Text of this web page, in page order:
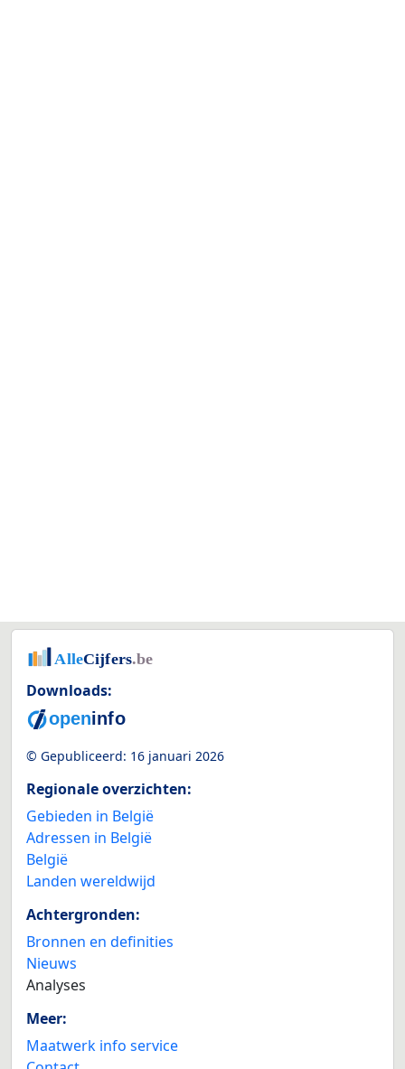
Downloads:
© Gepubliceerd: 16 januari 2026
Regionale overzichten:
Gebieden in België
Adressen in België
België
Landen wereldwijd
Achtergronden:
Bronnen en definities
Nieuws
Analyses
Meer:
Maatwerk info service